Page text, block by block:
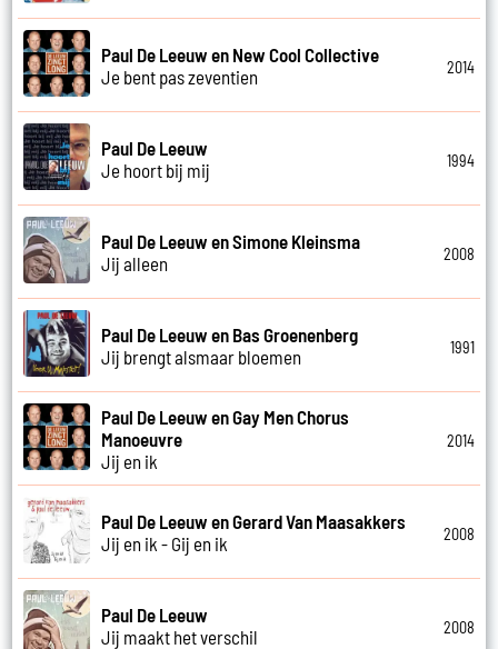
Paul De Leeuw en New Cool Collective
Je bent pas zeventien
2014
Paul De Leeuw
Je hoort bij mij
1994
Paul De Leeuw en Simone Kleinsma
Jij alleen
2008
Paul De Leeuw en Bas Groenenberg
Jij brengt alsmaar bloemen
1991
Paul De Leeuw en Gay Men Chorus
Manoeuvre
Jij en ik
2014
Paul De Leeuw en Gerard Van Maasakkers
Jij en ik - Gij en ik
2008
Paul De Leeuw
Jij maakt het verschil
2008